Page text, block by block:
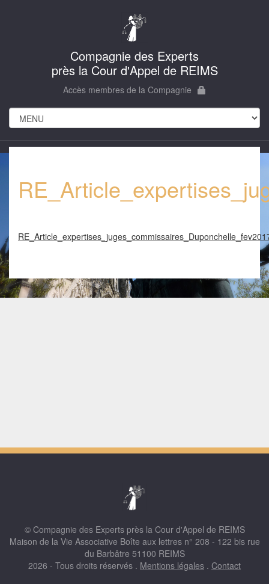
Compagnie des Experts
près la Cour d'Appel de REIMS
Accès membres de la Compagnie
© Compagnie des Experts près la Cour d'Appel de REIMS
Maison de la Vie Associative Boîte aux lettres n° 208 - 122 bis rue
du Barbâtre 51100 REIMS
2026 - Tous droits réservés . Mentions légales . Contact